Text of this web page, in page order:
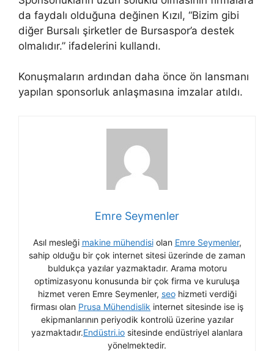
da faydalı olduğuna değinen Kızıl, “Bizim gibi
diğer Bursalı şirketler de Bursaspor’a destek
olmalıdır.” ifadelerini kullandı.
Konuşmaların ardından daha önce ön lansmanı
yapılan sponsorluk anlaşmasına imzalar atıldı.
Emre Seymenler
Asıl mesleği makine mühendisiolan Emre Seymenler,
sahip olduğu bir çok internet sitesi üzerinde de zaman
buldukça yazılar yazmaktadır. Arama motoru
optimizasyonu konusunda bir çok firma ve kuruluşa
hizmet veren Emre Seymenler, seohizmeti verdiği
firması olan Prusa Mühendislik internet sitesinde ise iş
ekipmanlarının periyodik kontrolü üzerine yazılar
yazmaktadır.Endüstri.io sitesinde endüstriyel alanlara
yönelmektedir.